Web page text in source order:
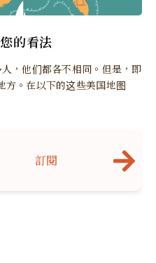
的看法
，他们都各不相同。但是，即
方。在以下的这些美国地图
訂閱